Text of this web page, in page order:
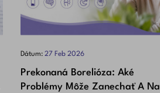
Dátum: 27 Feb 2026
Prekonaná Borelióza: Aké
Problémy Môže Zanechať A Na